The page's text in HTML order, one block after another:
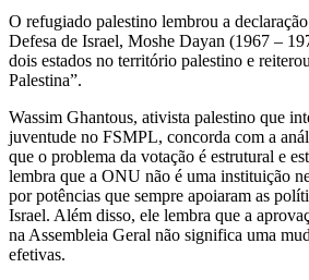
O refugiado palestino lembrou a
Defesa de Israel, Moshe Dayan (1967 –
dois estados no território palestino e
Palestina”.
Wassim Ghantous, ativista palestino que
juventude no FSMPL, concorda com a
que o problema da votação é estrutural e
lembra que a ONU não é uma instituição
por potências que sempre apoiaram as
Israel. Além disso, ele lembra que a
na Assembleia Geral não significa uma
efetivas.